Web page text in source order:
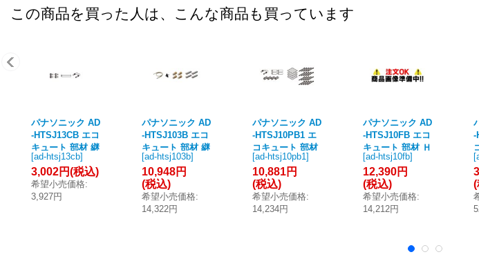
この商品を買った人は、こんな商品も買っています
パナソニック AD
-HTSJ13CB エコ
キュート 部材 継
手セット 銅配管
(AD-HTSJ13CA
の後継品)
[ad-htsj13cb]
3,002円(税込)
希望小売価格:
3,927円
パナソニック AD
-HTSJ103B エコ
キュート 部材 継
手セット 三層管
(AD-HTSJ103A
の後継品)
[ad-htsj103b]
10,948円
(税込)
希望小売価格:
14,322円
パナソニック AD
-HTSJ10PB1 エ
コキュート 部材
継手セット PE管
(AD-HTSJ10PA1
の後継品)
[ad-htsj10pb1]
10,881円
(税込)
希望小売価格:
14,234円
パナソニック AD
-HTSJ10FB エコ
キュート 部材 Ｈ
Ｐ配管継手セッ
ト(断熱10mm)
(AD-HTSJ10FA
の後継品)
[ad-htsj10fb]
12,390円
(税込)
希望小売価格:
14,212円
-
[
(